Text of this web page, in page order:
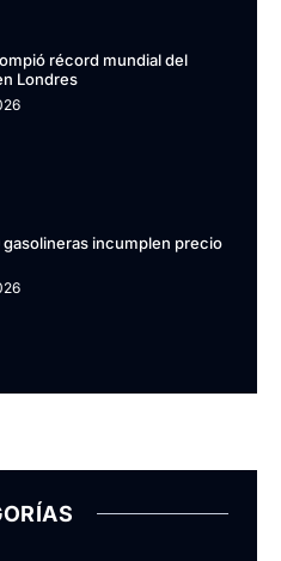
récord mundial del
Londres
gasolineras incumplen precio